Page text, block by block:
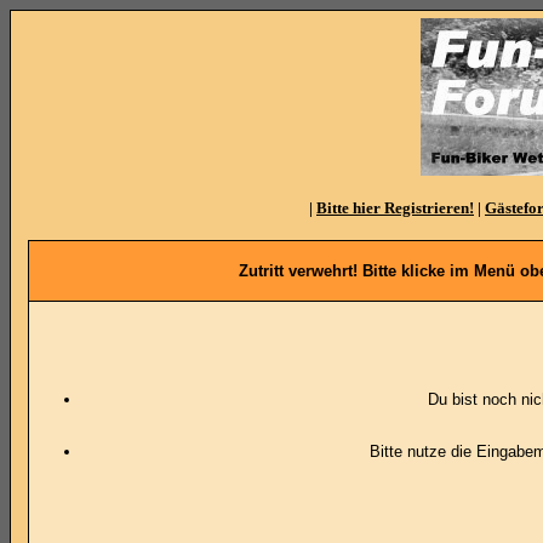
| Bitte hier Registrieren! |
Zutritt verwehrt! Bitte klicke im Menü
Du bist noch
Bitte nutze die